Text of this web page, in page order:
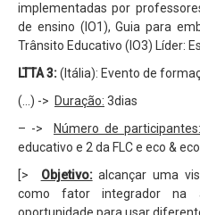
implementadas por
de ensino (IO1), Guia para
Trânsito Educativo (IO3) Líder:
LTTA 3:(Itália): Evento de
(...) -> Duração: 3dias
– ->
Número de participantes:
educativo e 2 da FLC e eco & eco
[> Objetivo:alcançar uma
como fator integrador na